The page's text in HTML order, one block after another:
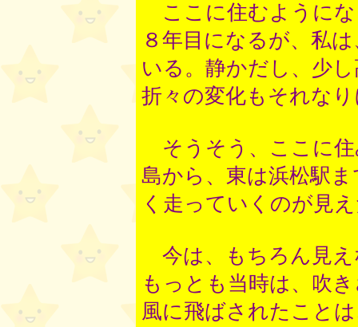
ここに住むようにな
８年目になるが、私
いる。静かだし、少
折々の変化もそれな
そうそう、ここに住
島から、東は浜松駅
く走っていくのが見
今は、もちろん見え
もっとも当時は、吹
風に飛ばされたこと